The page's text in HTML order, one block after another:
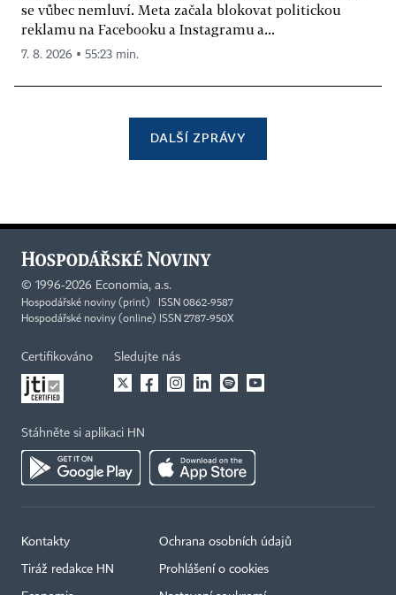
se vůbec nemluví. Meta začala blokovat politickou
reklamu na Facebooku a Instagramu a...
7. 8. 2026 ▪ 55:23 min.
DALŠÍ ZPRÁVY
© 1996-2026 Economia, a.s.
Hospodářské noviny (print) ISSN 0862-9587
Hospodářské noviny (online) ISSN 2787-950X
Certifikováno Sledujte nás
Stáhněte si aplikaci HN
Kontakty
Tiráž redakce HN
Ochrana osobních údajů
Prohlášení o cookies